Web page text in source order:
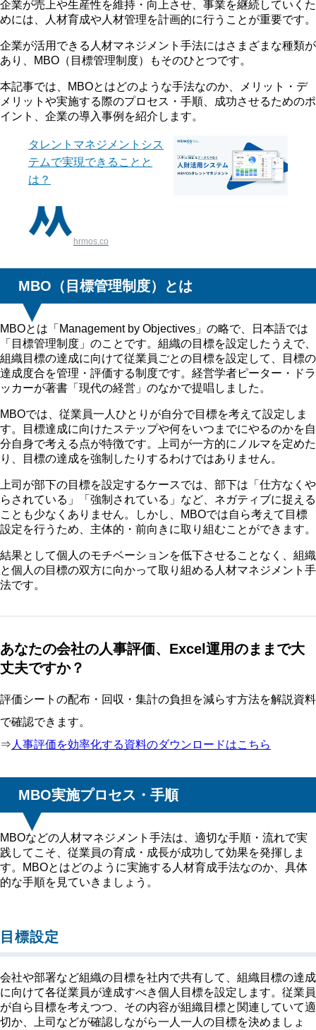
企業が売上や生産性を維持・向上させ、事業を継続していくた
めには、人材育成や人材管理を計画的に行うことが重要です。
企業が活用できる人材マネジメント手法にはさまざまな種類が
あり、MBO（目標管理制度）もそのひとつです。
本記事では、MBOとはどのような手法なのか、メリット・デ
メリットや実施する際のプロセス・手順、成功させるためのポ
イント、企業の導入事例を紹介します。
タレントマネジメントシス
テムで実現できることと
は？
hrmos.co
MBO（目標管理制度）とは
MBOとは「Management by Objectives」の略で、日本語では
「目標管理制度」のことです。組織の目標を設定したうえで、
組織目標の達成に向けて従業員ごとの目標を設定して、目標の
達成度合を管理・評価する制度です。経営学者ピーター・ドラ
ッカーが著書「現代の経営」のなかで提唱しました。
MBOでは、従業員一人ひとりが自分で目標を考えて設定しま
す。目標達成に向けたステップや何をいつまでにやるのかを自
分自身で考える点が特徴です。上司が一方的にノルマを定めた
り、目標の達成を強制したりするわけではありません。
上司が部下の目標を設定するケースでは、部下は「仕方なくや
らされている」「強制されている」など、ネガティブに捉える
ことも少なくありません。しかし、MBOでは自ら考えて目標
設定を行うため、主体的・前向きに取り組むことができます。
結果として個人のモチベーションを低下させることなく、組織
と個人の目標の双方に向かって取り組める人材マネジメント手
法です。
あなたの会社の人事評価、Excel運用のままで大
丈夫ですか？
評価シートの配布・回収・集計の負担を減らす方法を解説資料
で確認できます。
⇒ 人事評価を効率化する資料のダウンロードはこちら
MBO実施プロセス・手順
MBOなどの人材マネジメント手法は、適切な手順・流れで実
践してこそ、従業員の育成・成長が成功して効果を発揮しま
す。MBOとはどのように実施する人材育成手法なのか、具体
的な手順を見ていきましょう。
目標設定
会社や部署など組織の目標を社内で共有して、組織目標の達成
に向けて各従業員が達成すべき個人目標を設定します。従業員
が自ら目標を考えつつ、その内容が組織目標と関連していて適
切か、上司などが確認しながら一人一人の目標を決めましょ